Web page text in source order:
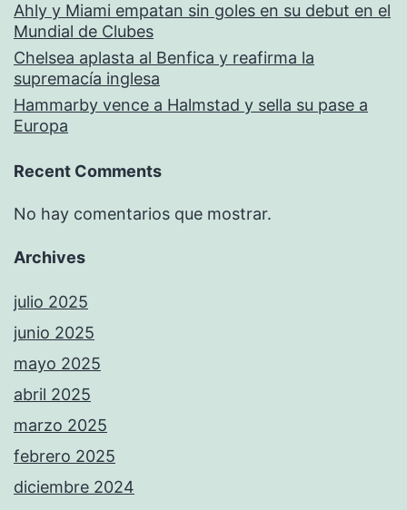
Ahly y Miami empatan sin goles en su debut en el
Mundial de Clubes
Chelsea aplasta al Benfica y reafirma la
supremacía inglesa
Hammarby vence a Halmstad y sella su pase a
Europa
Recent Comments
No hay comentarios que mostrar.
Archives
julio 2025
junio 2025
mayo 2025
abril 2025
marzo 2025
febrero 2025
diciembre 2024